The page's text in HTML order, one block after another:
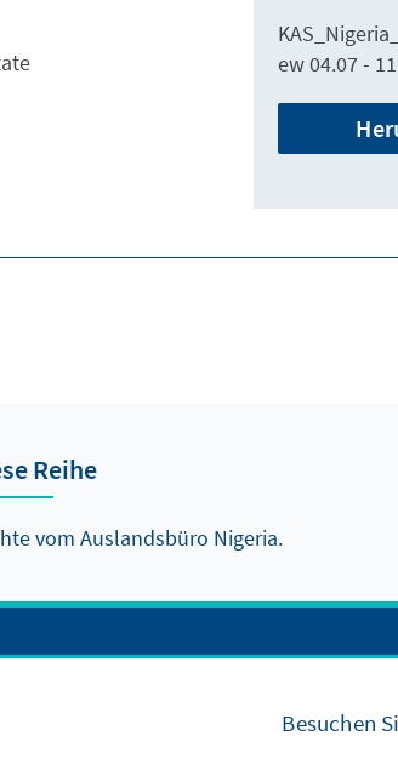
ew 04.07 -
Reihe
vom Auslandsbüro Nigeria.
Besuchen